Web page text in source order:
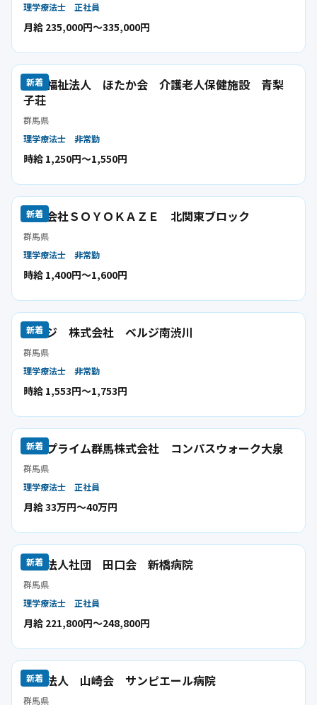
理学療法士 正社員
月給 235,000円〜335,000円
新着
社会福祉法人 ほたか会 介護老人保健施設 青梨
子荘
群馬県
理学療法士 非常勤
時給 1,250円〜1,550円
新着
株式会社ＳＯＹＯＫＡＺＥ 北関東ブロック
群馬県
理学療法士 非常勤
時給 1,400円〜1,600円
新着
ベルジ 株式会社 ベルジ南渋川
群馬県
理学療法士 非常勤
時給 1,553円〜1,753円
新着
リハプライム群馬株式会社 コンパスウォーク大泉
群馬県
理学療法士 正社員
月給 33万円〜40万円
新着
医療法人社団 田口会 新橋病院
群馬県
理学療法士 正社員
月給 221,800円〜248,800円
新着
医療法人 山崎会 サンピエール病院
群馬県